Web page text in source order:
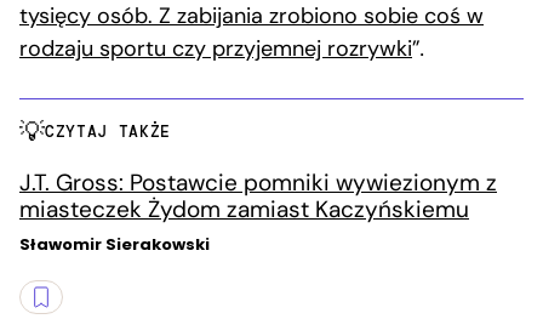
tysięcy osób. Z zabijania zrobiono sobie coś w
rodzaju sportu czy przyjemnej rozrywki”.
CZYTAJ TAKŻE
J.T. Gross: Postawcie pomniki wywiezionym z
miasteczek Żydom zamiast Kaczyńskiemu
Sławomir Sierakowski